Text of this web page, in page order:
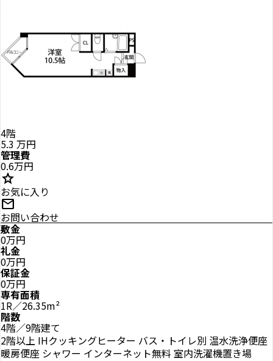
4階
5.3 万円
管理費
0.6万円
star
お気に入り
mail
お問い合わせ
敷金
0万円
礼金
0万円
保証金
0万円
専有面積
1R／26.35m²
階数
4階／9階建て
2階以上 IHクッキングヒーター バス・トイレ別 温水洗浄便座
暖房便座 シャワー インターネット無料 室内洗濯機置き場